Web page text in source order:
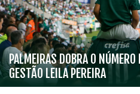
PALMEIRAS DOBRA O
GESTÃO LEILA PEREIRA